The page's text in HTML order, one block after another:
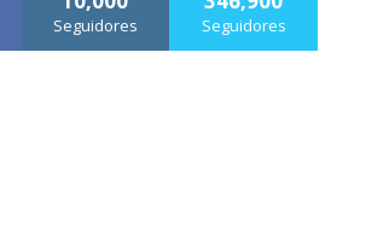
Seguidores Seguidores